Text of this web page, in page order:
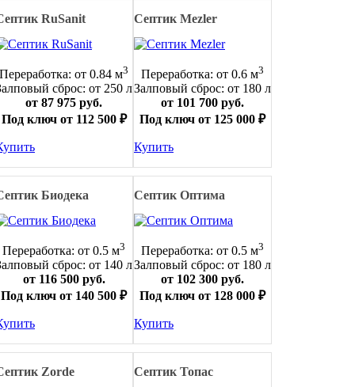
RuSanit
Переработка: от 0.84 м3
сброс: от 250 л
от 87 975 руб.
Под ключ от 112 500 ₽
Септик Mezler
Переработка: от 0.6 м3
Залповый сброс: от 180 л
от 101 700 руб.
Под ключ от 125 000 ₽
Купить
Биодека
Переработка: от 0.5 м3
сброс: от 140 л
от 116 500 руб.
Под ключ от 140 500 ₽
Септик Оптима
Переработка: от 0.5 м3
Залповый сброс: от 180 л
от 102 300 руб.
Под ключ от 128 000 ₽
Купить
Zorde Септик Топас